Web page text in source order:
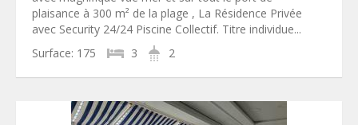
plaisance à 300 m² de la plage , La Résidence Privée
avec Security 24/24 Piscine Collectif. Titre individue...
Surface: 175 3 2